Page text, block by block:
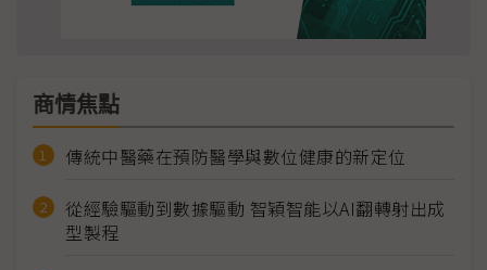
商情焦點
傳統中醫藥在預防醫學與數位健康的新定位
從經驗驅動到數據驅動 智穎智能以AI翻轉射出成
型製程